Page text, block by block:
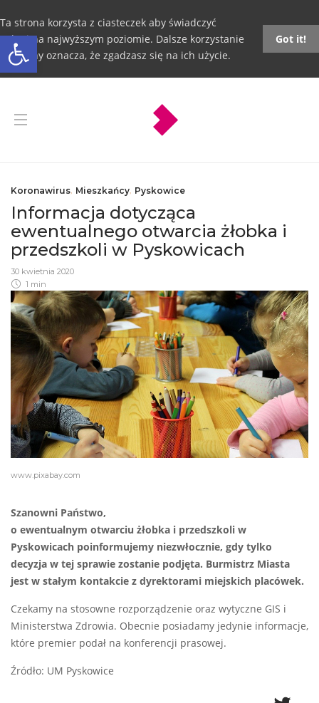
Otwórz pasek narzędzi
Ta strona korzysta z ciasteczek aby świadczyć
usługi na najwyższym poziomie. Dalsze korzystanie
ze strony oznacza, że zgadzasz się na ich użycie.
Got it!
Koronawirus, Mieszkańcy, Pyskowice
Informacja dotycząca
ewentualnego otwarcia żłobka i
przedszkoli w Pyskowicach
30 kwietnia 2020
1 min
www.pixabay.com
Szanowni Państwo,
o ewentualnym otwarciu żłobka i przedszkoli w
Pyskowicach poinformujemy niezwłocznie, gdy tylko
decyzja w tej sprawie zostanie podjęta. Burmistrz Miasta
jest w stałym kontakcie z dyrektorami miejskich placówek.
Czekamy na stosowne rozporządzenie oraz wytyczne GIS i
Ministerstwa Zdrowia. Obecnie posiadamy jedynie informacje,
które premier podał na konferencji prasowej.
Źródło: UM Pyskowice